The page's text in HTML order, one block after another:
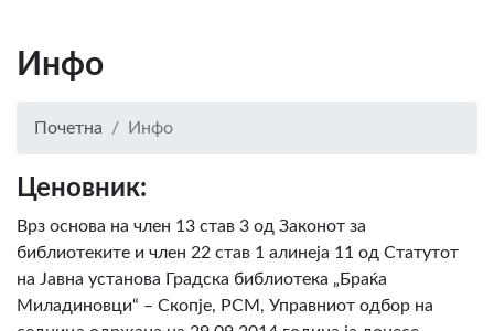
Инфо
Почетна Инфо
Ценовник:
Врз основа на член 13 став 3 од Законот за
библиотеките и член 22 став 1 алинеја 11 од Статутот
на Јавна установа Градска библиотека „Браќа
Миладиновци“ – Скопје, РСМ, Управниот одбор на